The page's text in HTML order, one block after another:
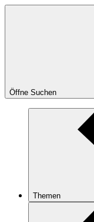
Öffne Suchen
Themen